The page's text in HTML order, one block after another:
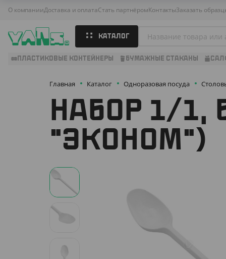
О компанииДоставка и оплатаСтать партнёромКонтактыЗаказать
КАТАЛОГ
ПЛАСТИКОВЫЕ КОНТЕЙНЕРЫ БУМАЖНЫЕ СТАКАНЫ
Главная Каталог Одноразовая посуда
НАБОР 1/1,
"ЭКОНОМ")